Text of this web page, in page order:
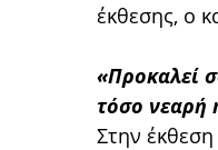
έκθεσης, ο
«Προκαλεί
τόσο νεαρή
Στην